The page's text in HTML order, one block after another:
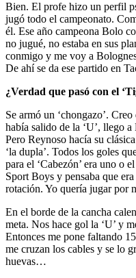
Bien. El profe hizo un perfil
jugó todo el campeonato.
él. Ese año campeona Bolo
no jugué, no estaba en sus
conmigo y me voy a
De ahí se da ese partido en
¿Verdad que pasó con el
Se armó un ‘chongazo’.
había salido de la ‘U’, llego
Pero Reynoso hacía su
‘la dupla’. Todos los goles
para el ‘Cabezón’ era uno o
Sport Boys y pensaba que
rotación. Yo quería jugar por
En el borde de la cancha
meta. Nos hace gol la ‘U’ y
Entonces me pone faltando
me cruzan los cables y se lo
huevas…